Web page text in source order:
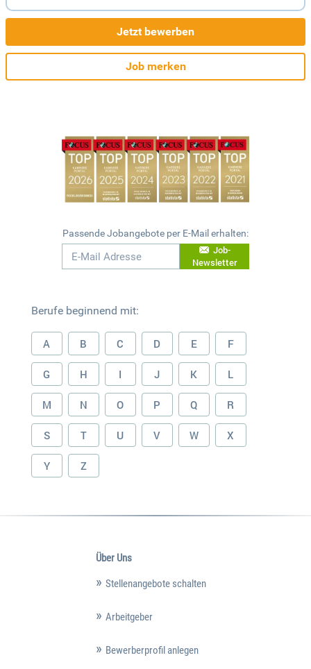
Jetzt bewerben
Job merken
Passende Jobangebote per E-Mail erhalten:
Job-
Newsletter
Berufe beginnend mit:
A B C D E F
G H I J K L
M N O P Q R
S T U V W X
Y Z
Über Uns
Stellenangebote schalten
Arbeitgeber
Bewerberprofil anlegen